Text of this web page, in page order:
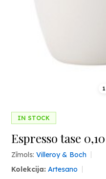
1
IN STOCK
Espresso tase
Zīmols: Villeroy & Boch
Kolekcija: Artesano